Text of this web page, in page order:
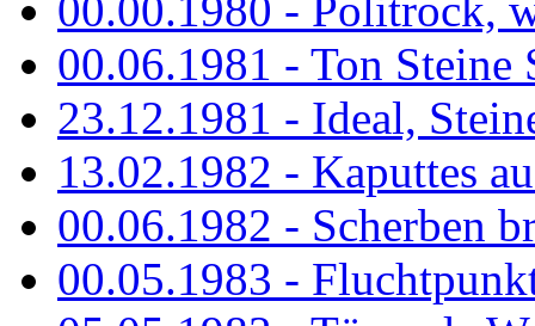
00.06.1981 - Ton Steine
23.12.1981 - Ideal,
13.02.1982 - Kaputtes
00.06.1982 - Scherben
00.05.1983 -